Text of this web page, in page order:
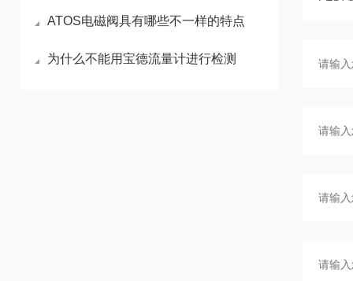
ATOS电磁阀具有哪些不一样的特点
为什么不能用宝德流量计进行检测